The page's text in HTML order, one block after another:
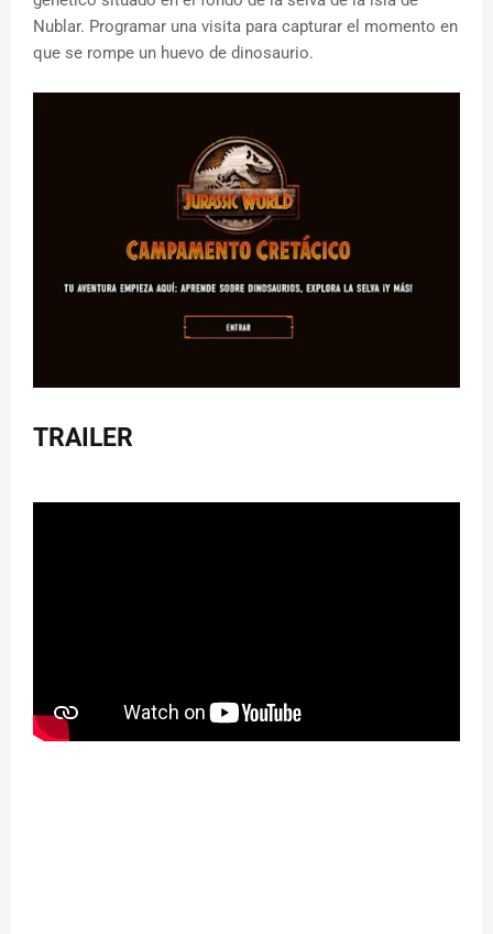
Nublar. Programar una visita para capturar el momento en
que se rompe un huevo de dinosaurio.
TRAILER